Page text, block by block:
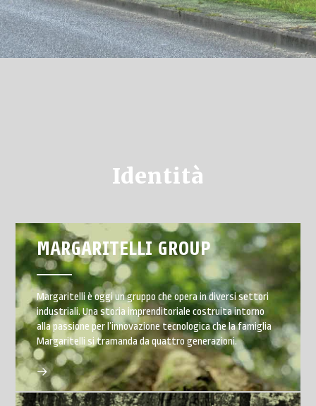
Identità
MARGARITELLI GROUP
Margaritelli è oggi un gruppo che opera in diversi settori
industriali. Una storia imprenditoriale costruita intorno
alla passione per l’innovazione tecnologica che la famiglia
Margaritelli si tramanda da quattro generazioni.